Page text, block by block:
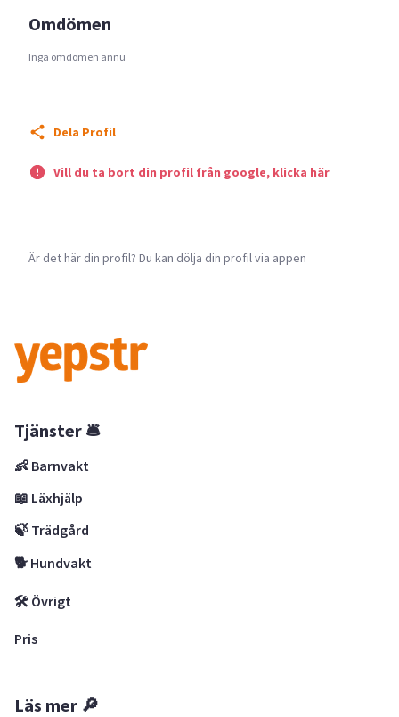
Omdömen
Inga omdömen ännu
Dela Profil
Vill du ta bort din profil från google, klicka här
Är det här din profil? Du kan dölja din profil via appen
Tjänster 🛎
👶 Barnvakt
📖 Läxhjälp
🍃 Trädgård
🐕 Hundvakt
🛠 Övrigt
Pris
Läs mer 🔎